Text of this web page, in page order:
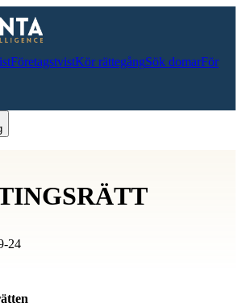
FöretagstvistKör rättegångSök domarFör
24